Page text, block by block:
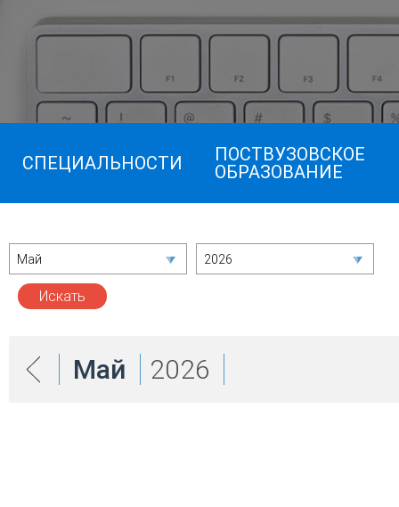
СПЕЦИАЛЬНОСТИ
ПОСТВУЗОВСКОЕ
ОБРАЗОВАНИЕ
Май 2026
Май 2026